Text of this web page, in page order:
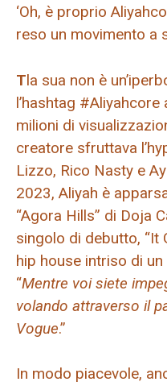
‘Oh, è proprio
reso un movimento a
Tla sua non è
l’hashtag
milioni di
creatore sfruttava
Lizzo, Rico Nasty e
2023, Aliyah è
“Agora Hills” di Doja
singolo di debutto, “It
hip house intriso di
“Mentre voi siete
volando attraverso il
Vogue.”
In modo piacevole,